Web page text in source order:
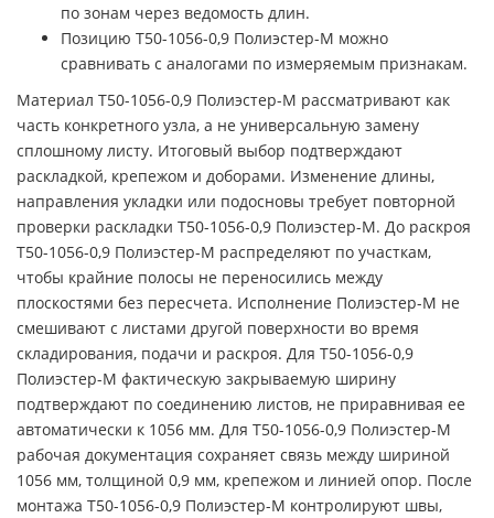
по зонам через ведомость длин.
Позицию Т50-1056-0,9 Полиэстер-М можно
сравнивать с аналогами по измеряемым признакам.
Материал Т50-1056-0,9 Полиэстер-М рассматривают как
часть конкретного узла, а не универсальную замену
сплошному листу. Итоговый выбор подтверждают
раскладкой, крепежом и доборами. Изменение длины,
направления укладки или подосновы требует повторной
проверки раскладки Т50-1056-0,9 Полиэстер-М. До раскроя
Т50-1056-0,9 Полиэстер-М распределяют по участкам,
чтобы крайние полосы не переносились между
плоскостями без пересчета. Исполнение Полиэстер-М не
смешивают с листами другой поверхности во время
складирования, подачи и раскроя. Для Т50-1056-0,9
Полиэстер-М фактическую закрываемую ширину
подтверждают по соединению листов, не приравнивая ее
автоматически к 1056 мм. Для Т50-1056-0,9 Полиэстер-М
рабочая документация сохраняет связь между шириной
1056 мм, толщиной 0,9 мм, крепежом и линией опор. После
монтажа Т50-1056-0,9 Полиэстер-М контролируют швы,